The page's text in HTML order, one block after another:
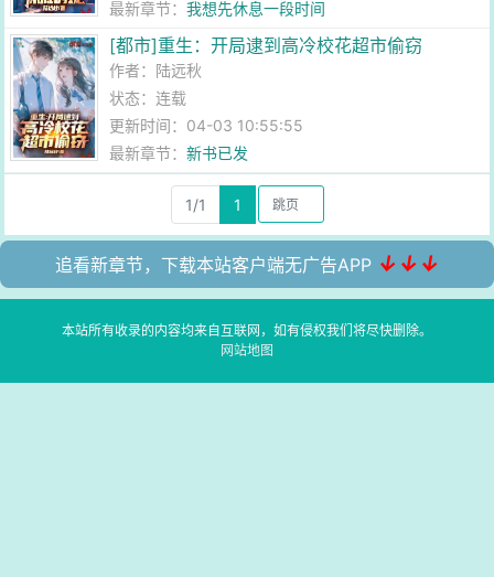
最新章节：我想先休息一段时间
[都市]重生：开局逮到高冷校花超市偷窃
作者： 陆远秋
状态：连载
更新时间：04-03 10:55:55
最新章节：新书已发
1/1 1
追看新章节，下载本站客户端无广告APP ↓↓↓
本站所有收录的内容均来自互联网，如有侵权我们将尽快删除。
网站地图